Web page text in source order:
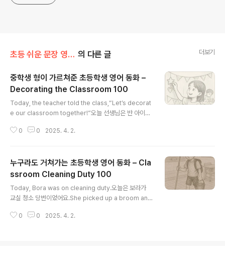
초등 쉬운 문장 영 단어 100개로 의 다른 글 더보기
중학생 형이 가르쳐준 초등학생 영어 동화 –
Decorating the Classroom 100
Today, the teacher told the class,“Let’s decorat
e our classroom together!”오늘 선생님은 반 아이들
/ decorate: 꾸미다)Jaehoon got out scissors and
유라는 알록달록한 종이를 별 모양으로 잘랐어요.(cut: 자
르다)Jaehoon hung up balloons on the wall.재훈이
는 풍선을 벽에 걸었어요.(hang up: 걸다, 달다)“Be car
eful!” the teacher called out.“조..
0 0 2025. 4. 2.
누구라도 거쳐가는 초등학생 영어 동화 – Cla
ssroom Cleaning Duty 100
Today, Bora was on cleaning duty.오늘은 보라가
교실 청소 당번이었어요.She picked up a broom and
을 둘러보았어요.(pick up: 집다 / look around: 둘러보
0 0 2025. 4. 2.